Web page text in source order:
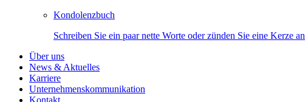
Kondolenzbuch
Schreiben Sie ein paar nette Worte oder zünden Sie eine Kerze an
Über uns
News & Aktuelles
Karriere
Unternehmenskommunikation
Kontakt